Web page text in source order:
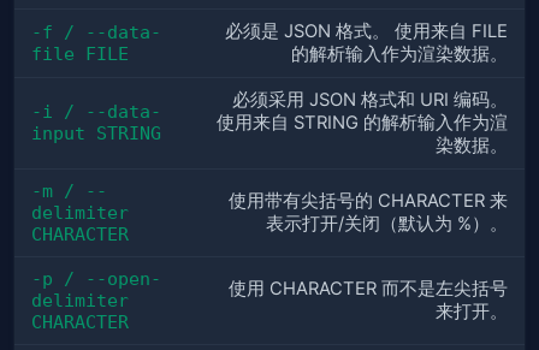
-f / --data-
file FILE
必须是 JSON 格式。 使用来自 FILE
的解析输入作为渲染数据。
-i / --data-
input STRING
必须采用 JSON 格式和 URI 编码。
使用来自 STRING 的解析输入作为渲
染数据。
-m / --
delimiter
CHARACTER
使用带有尖括号的 CHARACTER 来
表示打开/关闭（默认为 %）。
-p / --open-
delimiter
CHARACTER
使用 CHARACTER 而不是左尖括号
来打开。